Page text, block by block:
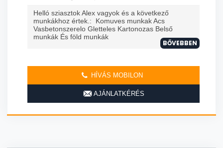
Helló sziasztok Alex vagyok és a következő
munkákhoz értek.: Komuves munkak Acs
Vasbetonszerelo Gletteles Kartonozas Belső
munkák És föld munkák
BŐVEBBEN
HÍVÁS MOBILON
AJÁNLATKÉRÉS